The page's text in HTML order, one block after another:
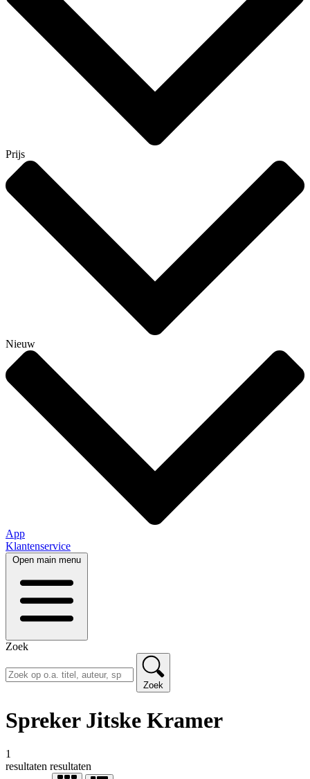
Prijs
Nieuw
App
Klantenservice
Open main menu
Zoek
Zoek
Spreker Jitske Kramer
1
resultaten resultaten